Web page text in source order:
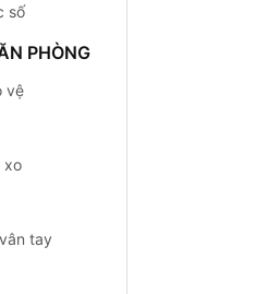
số
PHÒNG
vệ
xo
tay